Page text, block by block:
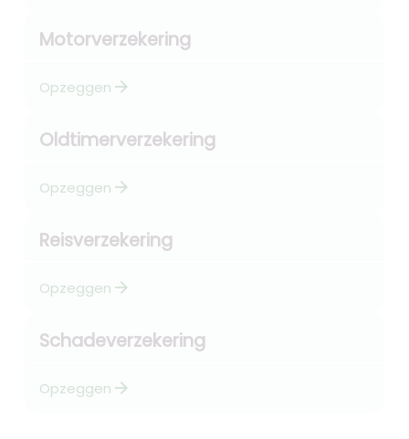
Motorverzekering
Opzeggen arrow_forward
Oldtimerverzekering
Opzeggen arrow_forward
Reisverzekering
Opzeggen arrow_forward
Schadeverzekering
Opzeggen arrow_forward